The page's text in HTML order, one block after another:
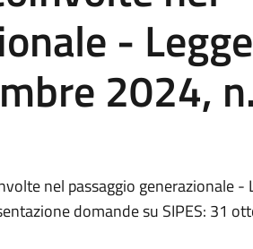
- Legge
2024, n.
nel passaggio generazionale -
domande su SIPES: 31